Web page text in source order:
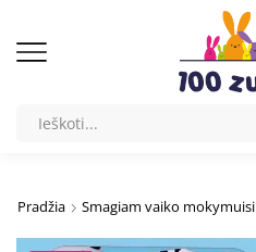
Pradžia Smagiam vaiko mokymuisi